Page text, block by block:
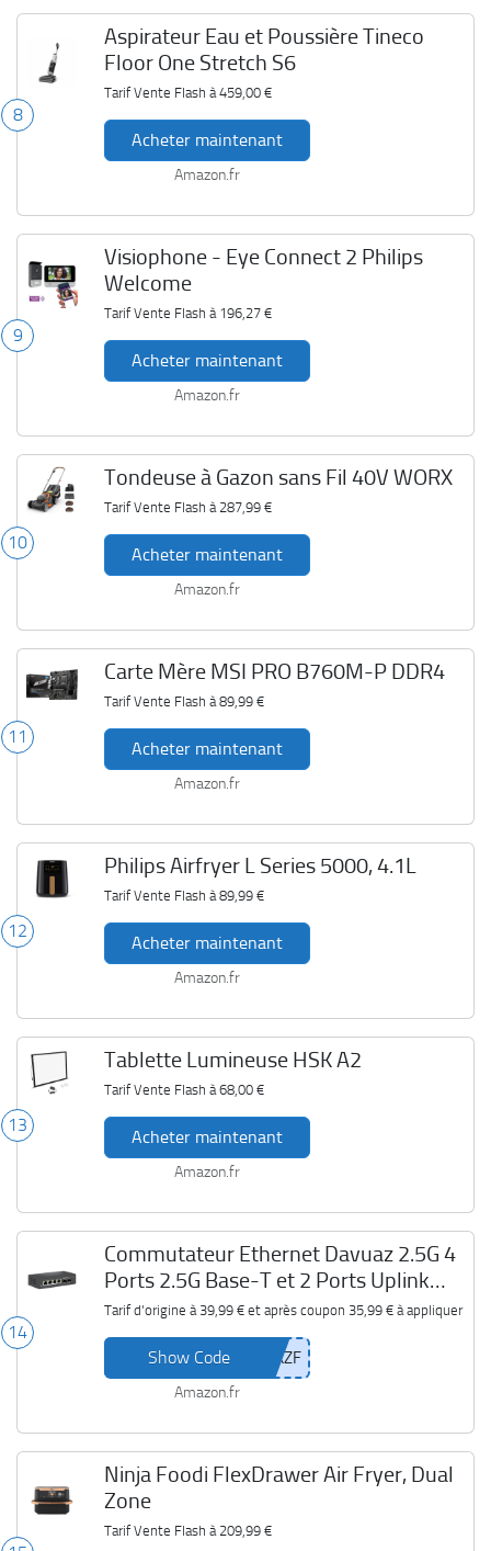
8
Aspirateur Eau et Poussière Tineco
Floor One Stretch S6
Tarif Vente Flash à459,00 €
Acheter maintenant
Amazon.fr
9
Visiophone - Eye Connect 2 Philips
Welcome
Tarif Vente Flash à 196,27 €
Acheter maintenant
Amazon.fr
10
Tondeuse à Gazon sans Fil 40V WORX
Tarif Vente Flash à 287,99 €
Acheter maintenant
Amazon.fr
11
Carte Mère MSI PRO B760M-P DDR4
Tarif Vente Flash à89,99 €
Acheter maintenant
Amazon.fr
12
Philips Airfryer L Series 5000, 4.1L
Tarif Vente Flash à89,99 €
Acheter maintenant
Amazon.fr
13
Tablette Lumineuse HSK A2
Tarif Vente Flash à68,00 €
Acheter maintenant
Amazon.fr
14
Commutateur Ethernet Davuaz 2.5G 4
Ports 2.5G Base-T et 2 Ports Uplink
10G SFP
Tarif d'origine à 39,99 €et après coupon 35,99 €à appliquer
Show Code
Amazon.fr
Ninja Foodi FlexDrawer Air Fryer, Dual
Zone
Tarif Vente Flash à 209,99 €